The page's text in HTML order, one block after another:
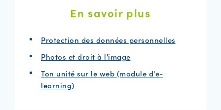
En savoir plus
Protection des données personnelles
Photos et droit à l'image
Ton unité sur le web (module d'e-
learning)